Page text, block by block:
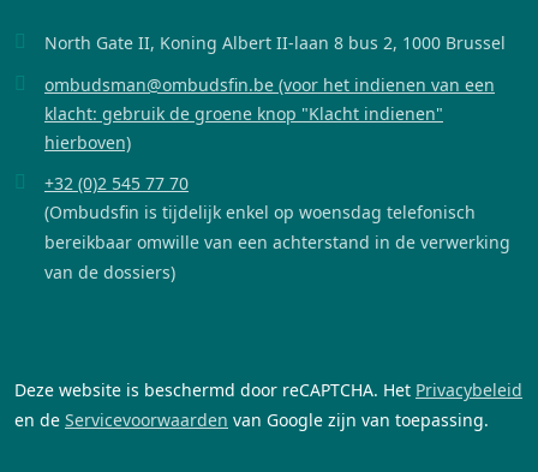
North Gate II, Koning Albert II-laan 8 bus 2, 1000 Brussel
ombudsman@ombudsfin.be (voor het indienen van een
klacht: gebruik de groene knop "Klacht indienen"
hierboven)
+32 (0)2 545 77 70
(Ombudsfin is tijdelijk enkel op woensdag telefonisch
bereikbaar omwille van een achterstand in de verwerking
van de dossiers)
Deze website is beschermd door reCAPTCHA. Het Privacybeleid
en de Servicevoorwaarden van Google zijn van toepassing.